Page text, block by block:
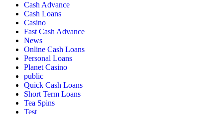
Cash Advance
Cash Loans
Casino
Fast Cash Advance
News
Online Cash Loans
Personal Loans
Planet Casino
public
Quick Cash Loans
Short Term Loans
Tea Spins
Test